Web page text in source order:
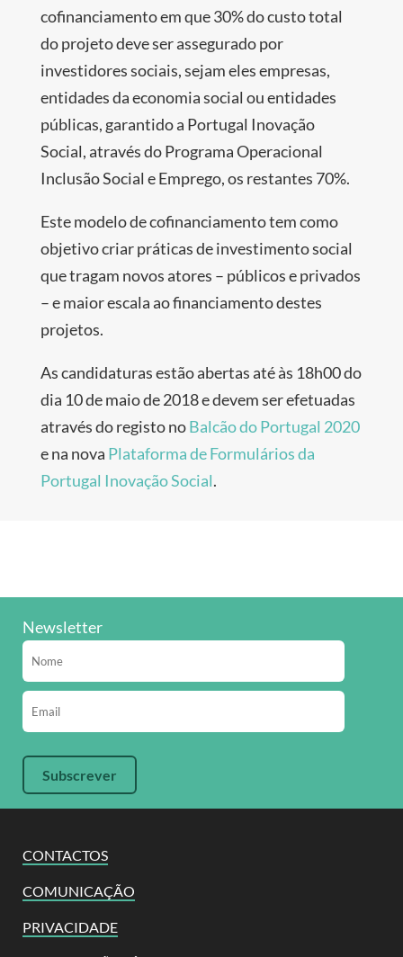
cofinanciamento em que 30% do custo total
do projeto deve ser assegurado por
investidores sociais, sejam eles empresas,
entidades da economia social ou entidades
públicas, garantido a Portugal Inovação
Social, através do Programa Operacional
Inclusão Social e Emprego, os restantes 70%.
Este modelo de cofinanciamento tem como
objetivo criar práticas de investimento social
que tragam novos atores – públicos e privados
– e maior escala ao financiamento destes
projetos.
As candidaturas estão abertas até às 18h00 do
dia 10 de maio de 2018 e devem ser efetuadas
através do registo noBalcão do Portugal 2020
e na nova Plataforma de Formulários da
Portugal Inovação Social.
CONTACTOS
COMUNICAÇÃO
PRIVACIDADE
Newsletter